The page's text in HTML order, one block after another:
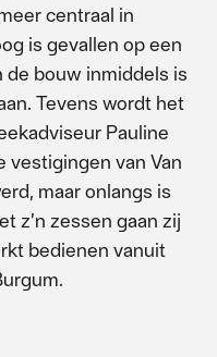
centraal in
is gevallen op een
de bouw inmiddels is
Tevens wordt het
Pauline
vestigingen van Van
maar onlangs is
z’n zessen gaan zij
bedienen vanuit